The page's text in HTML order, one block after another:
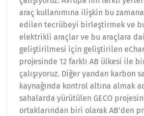
araç kullanımına ilişkin bu
edilen tecrübeyi birleştirmek ve
elektrikli araçlar ve bu araçlara
geliştirilmesi için geliştirilen
projesinde 12 farklı AB ülkesi ile
çalışıyoruz. Diğer yandan karbon
kaynağında kontrol altına almak
sahalarda yürütülen GECO
ortaklarından biri olarak AB’den